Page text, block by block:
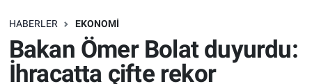
HABERLER EKONOMI
Bakan Ömer Bolat duyurdu:
İhracatta çifte rekor
SAĞLIK
EKONOMİ